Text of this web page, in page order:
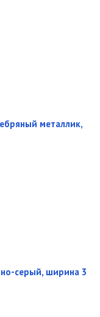
металлик,
серый, ширина 3